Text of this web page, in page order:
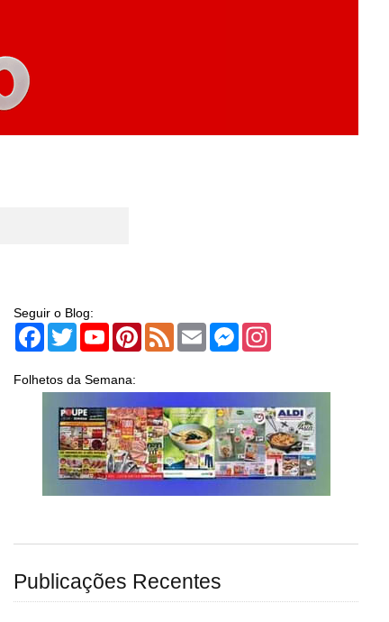
Seguir o Blog:
Facebook
TwitterYouTubePinterest
Feed Email Messenger
Folhetos da Semana:
Publicações Recentes